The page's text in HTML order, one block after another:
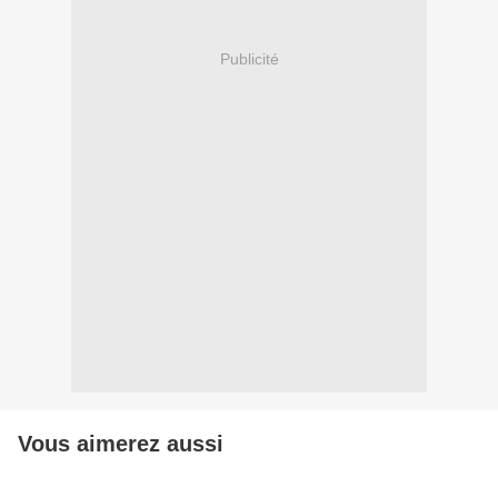
Publicité
Vous aimerez aussi